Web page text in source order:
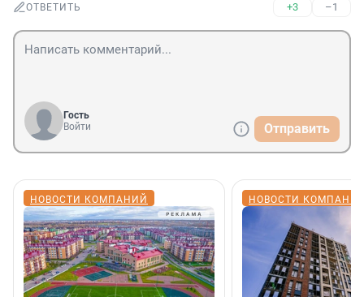
ОТВЕТИТЬ +3 –1
Гость
Войти
Отправить
НОВОСТИ КОМПАНИЙ НОВОСТИ